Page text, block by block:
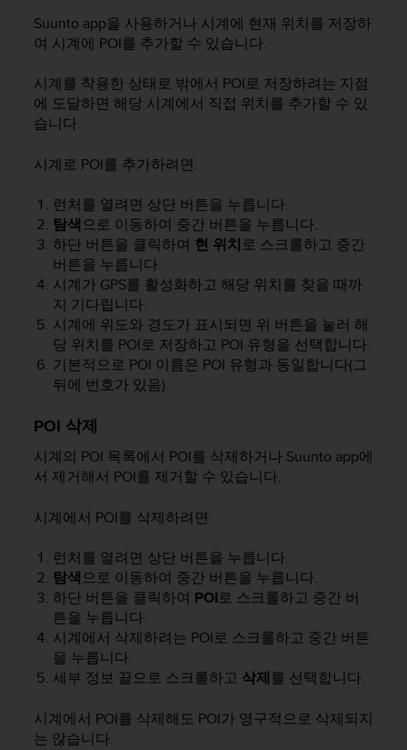
Suunto app을 사용하거나 시계에 현재 위치를 저장하
여 시계에 POI를 추가할 수 있습니다.
시계를 착용한 상태로 밖에서 POI로 저장하려는 지점
에 도달하면 해당 시계에서 직접 위치를 추가할 수 있
습니다.
시계로 POI를 추가하려면:
런처를 열려면 상단 버튼을 누릅니다.
탐색으로 이동하여 중간 버튼을 누릅니다.
하단 버튼을 클릭하여 현 위치로 스크롤하고 중간
버튼을 누릅니다.
시계가 GPS를 활성화하고 해당 위치를 찾을 때까
지 기다립니다.
시계에 위도와 경도가 표시되면 위 버튼을 눌러 해
당 위치를 POI로 저장하고 POI 유형을 선택합니다.
기본적으로 POI 이름은 POI 유형과 동일합니다(그
뒤에 번호가 있음).
POI 삭제
시계의 POI 목록에서 POI를 삭제하거나 Suunto app에
서 제거해서 POI를 제거할 수 있습니다.
시계에서 POI를 삭제하려면:
런처를 열려면 상단 버튼을 누릅니다.
탐색으로 이동하여 중간 버튼을 누릅니다.
하단 버튼을 클릭하여 POI로 스크롤하고 중간 버
튼을 누릅니다.
시계에서 삭제하려는 POI로 스크롤하고 중간 버튼
을 누릅니다.
세부 정보 끝으로 스크롤하고 삭제를 선택합니다.
시계에서 POI를 삭제해도 POI가 영구적으로 삭제되지
는 않습니다.